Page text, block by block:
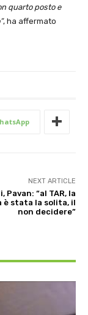
quarto posto e
, ha affermato
NEXT ARTICLE
Pavan: “al TAR, la
è stata la solita, il
non decidere”